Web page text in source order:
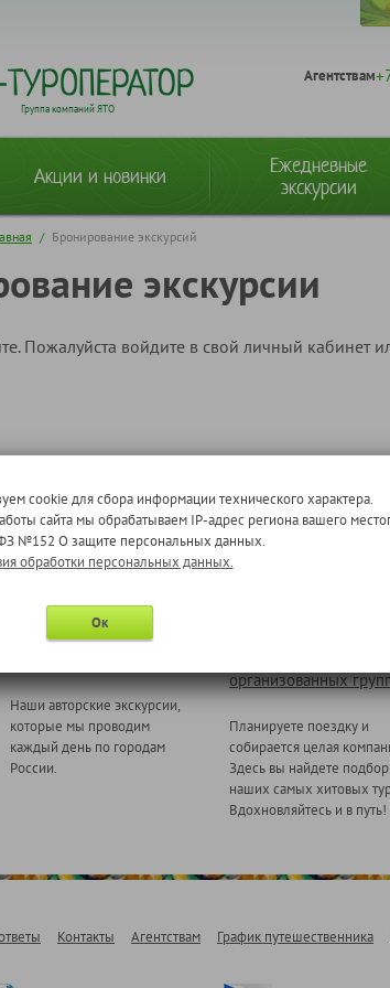
Группа компаний ЯТО
Агентствам
Акции и новинки
Ежедневные
экскурсии
/ Бронирование экскурсий
экскурсии
Пожалуйста войдите в свой личный кабинет
Наши авторские экскурсии,
которые мы проводим
каждый день по городам
России.
организованных
Планируете поездку и
собирается целая
Здесь вы найдете
наших самых хитовых
Вдохновляйтесь и в путь!
Контакты Агентствам График путешественника
cookie для сбора информации технического характера.
сайта мы обрабатываем IP-адрес региона вашего
№152 О защите персональных данных.
обработки персональных данных.
Ок